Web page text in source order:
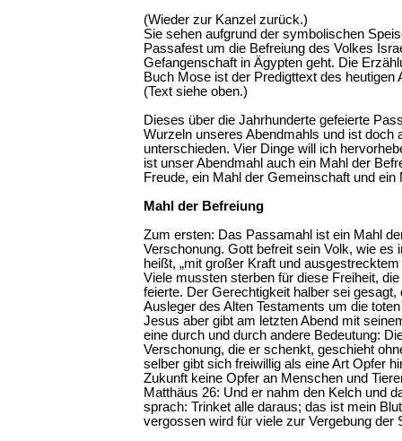
(Wieder zur Kanzel zurück.)
Sie sehen aufgrund der symbolischen
Passafest um die Befreiung des Volkes
Gefangenschaft in Ägypten geht. Die
Buch Mose ist der Predigttext des heutigen
(Text siehe oben.)
Dieses über die Jahrhunderte gefeierte
Wurzeln unseres Abendmahls und ist doch
unterschieden. Vier Dinge will ich
ist unser Abendmahl auch ein Mahl der
Freude, ein Mahl der Gemeinschaft und ein
Mahl der Befreiung
Zum ersten: Das Passamahl ist ein Mahl
Verschonung. Gott befreit sein Volk, wie es
heißt, „mit großer Kraft und
Viele mussten sterben für diese Freiheit,
feierte. Der Gerechtigkeit halber sei
Ausleger des Alten Testaments um die
Jesus aber gibt am letzten Abend mit
eine durch und durch andere Bedeutung:
Verschonung, die er schenkt, geschieht
selber gibt sich freiwillig als eine Art Opfer
Zukunft keine Opfer an Menschen und
Matthäus 26: Und er nahm den Kelch und
sprach: Trinket alle daraus; das ist mein
vergossen wird für viele zur Vergebung der